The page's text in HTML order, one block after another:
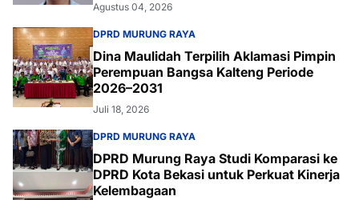
Agustus 04, 2026
DPRD MURUNG RAYA
Dina Maulidah Terpilih Aklamasi Pimpin
Perempuan Bangsa Kalteng Periode
2026–2031
Juli 18, 2026
DPRD MURUNG RAYA
DPRD Murung Raya Studi Komparasi ke
DPRD Kota Bekasi untuk Perkuat Kinerja
Kelembagaan